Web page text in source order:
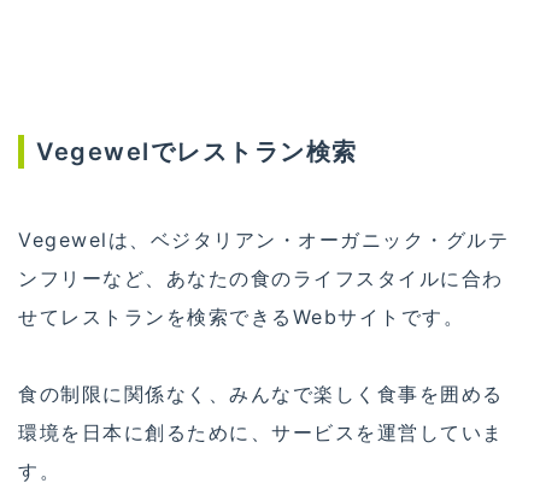
Vegewelでレストラン検索
Vegewelは、ベジタリアン・オーガニック・グルテ
ンフリーなど、あなたの食のライフスタイルに合わ
せてレストランを検索できるWebサイトです。
食の制限に関係なく、みんなで楽しく食事を囲める
環境を日本に創るために、サービスを運営していま
す。